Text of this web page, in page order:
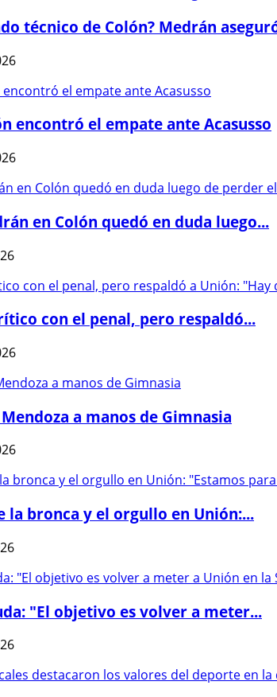
técnico de Colón? Medrán
encontró el empate ante Acasusso
en Colón quedó en duda luego...
con el penal, pero respaldó...
a manos de Gimnasia
la bronca y el orgullo en Unión:...
"El objetivo es volver a meter...